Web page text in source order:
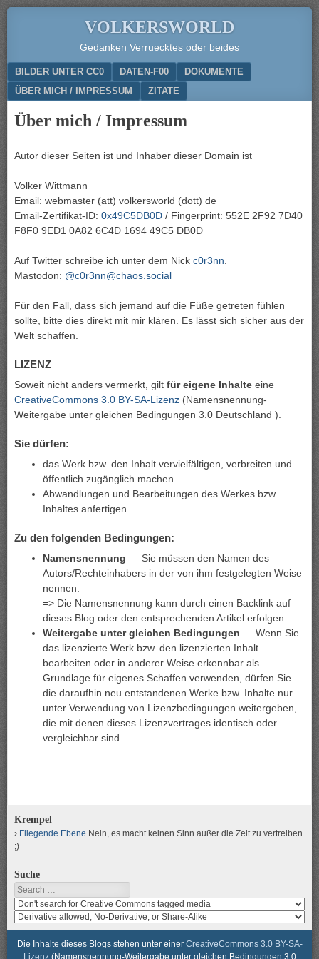
VOLKERSWORLD
Gedanken Verruecktes oder beides
Menu
SKIP TO CONTENT
BILDER UNTER CC0 DATEN-F00
DOKUMENTE
ÜBER MICH / IMPRESSUM
ZITATE
Über mich / Impressum
Autor dieser Seiten ist und Inhaber dieser Domain ist
Volker Wittmann
Email: webmaster (att) volkersworld (dott) de
Email-Zertifikat-ID: 0x49C5DB0D / Fingerprint: 552E 2F92 7D40
F8F0 9ED1 0A82 6C4D 1694 49C5 DB0D
Auf Twitter schreibe ich unter dem Nick c0r3nn
Mastodon: @c0r3nn@chaos.social
Für den Fall, dass sich jemand auf die Füße getreten fühlen
sollte, bitte dies direkt mit mir klären. Es lässt sich sicher aus der
Welt schaffen.
LIZENZ
Soweit nicht anders vermerkt, gilt für eigene Inhalte eine
CreativeCommons 3.0 BY-SA-Lizenz (Namensnennung-
Weitergabe unter gleichen Bedingungen 3.0 Deutschland ).
Sie dürfen:
das Werk bzw. den Inhalt vervielfältigen, verbreiten und
öffentlich zugänglich machen
Abwandlungen und Bearbeitungen des Werkes bzw.
Inhaltes anfertigen
Zu den folgenden Bedingungen:
Namensnennung — Sie müssen den Namen des
Autors/Rechteinhabers in der von ihm festgelegten Weise
nennen.
=> Die Namensnennung kann durch einen Backlink auf
dieses Blog oder den entsprechenden Artikel erfolgen.
Weitergabe unter gleichen Bedingungen — Wenn Sie
das lizenzierte Werk bzw. den lizenzierten Inhalt
bearbeiten oder in anderer Weise erkennbar als
Grundlage für eigenes Schaffen verwenden, dürfen Sie
die daraufhin neu entstandenen Werke bzw. Inhalte nur
unter Verwendung von Lizenzbedingungen weitergeben,
die mit denen dieses Lizenzvertrages identisch oder
vergleichbar sind.
Krempel
Fliegende Ebene Nein, es macht keinen Sinn außer die Zeit zu vertreiben
;)
Suche
Search
Search
media
for
usage
rights
search
media
for
modification
Die Inhalte dieses Blogs stehen unter einer CreativeCommons 3.0 BY-SA-
Lizenz(Namensnennung-Weitergabe unter gleichen Bedingungen 3.0